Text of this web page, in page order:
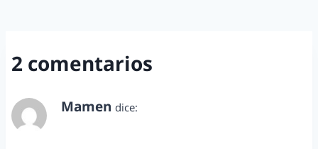
2 comentarios
Mamen dice: